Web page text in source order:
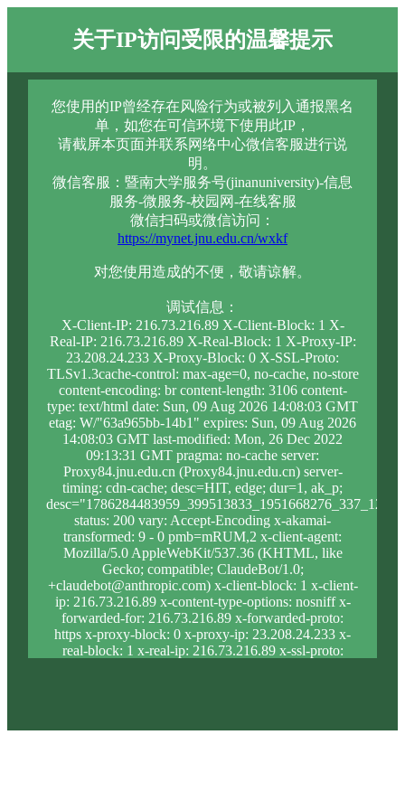
关于IP访问受限的温馨提示
您使用的IP曾经存在风险行为或被列入通报黑名
单，如您在可信环境下使用此IP，
请截屏本页面并联系网络中心微信客服进行说
明。
微信客服：暨南大学服务号(jinanuniversity)-信息
服务-微服务-校园网-在线客服
微信扫码或微信访问：
https://mynet.jnu.edu.cn/wxkf
对您使用造成的不便，敬请谅解。
调试信息：
X-Client-IP: 216.73.216.89 X-Client-Block: 1 X-
Real-IP: 216.73.216.89 X-Real-Block: 1 X-Proxy-IP:
23.208.24.233 X-Proxy-Block: 0 X-SSL-Proto:
TLSv1.3cache-control: max-age=0, no-cache, no-store
content-encoding: br content-length: 3106 content-
type: text/html date: Sun, 09 Aug 2026 14:08:03 GMT
etag: W/"63a965bb-14b1" expires: Sun, 09 Aug 2026
14:08:03 GMT last-modified: Mon, 26 Dec 2022
09:13:31 GMT pragma: no-cache server:
Proxy84.jnu.edu.cn (Proxy84.jnu.edu.cn) server-
timing: cdn-cache; desc=HIT, edge; dur=1, ak_p;
status: 200 vary: Accept-Encoding x-akamai-
transformed: 9 - 0 pmb=mRUM,2 x-client-agent:
Mozilla/5.0 AppleWebKit/537.36 (KHTML, like
Gecko; compatible; ClaudeBot/1.0;
+claudebot@anthropic.com) x-client-block: 1 x-client-
ip: 216.73.216.89 x-content-type-options: nosniff x-
forwarded-for: 216.73.216.89 x-forwarded-proto:
https x-proxy-block: 0 x-proxy-ip: 23.208.24.233 x-
real-block: 1 x-real-ip: 216.73.216.89 x-ssl-proto: